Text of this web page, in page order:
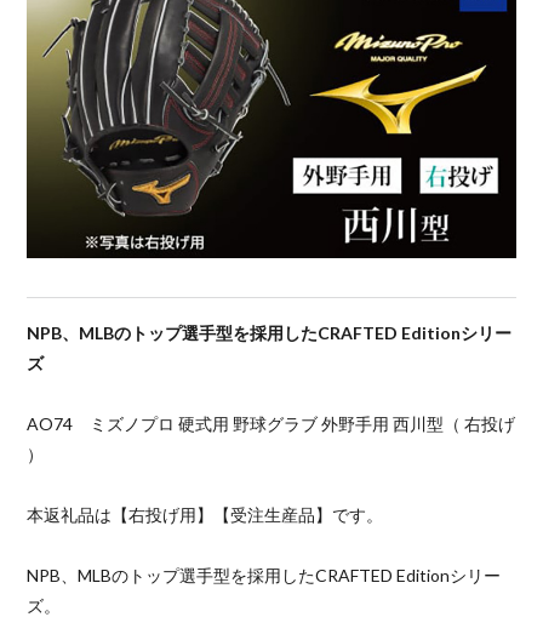
NPB、MLBのトップ選手型を採用したCRAFTED Editionシリー
ズ
AO74 ミズノプロ 硬式用 野球グラブ 外野手用 西川型（ 右投げ
）
本返礼品は【右投げ用】【受注生産品】です。
NPB、MLBのトップ選手型を採用したCRAFTED Editionシリー
ズ。